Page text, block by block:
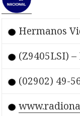
Hermanos
(Z9405LSI) –
(02902) 49-